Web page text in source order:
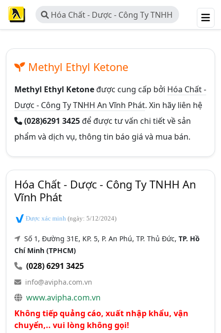
Hóa Chất - Dược - Công Ty TNHH
An Vĩnh Phát
Methyl Ethyl Ketone
Methyl Ethyl Ketoneđược cung cấp bởi Hóa Chất -
Dược - Công Ty TNHH An Vĩnh Phát. Xin hãy liên hệ
(028)6291 3425để được tư vấn chi tiết về sản
phẩm và dịch vụ, thông tin báo giá và mua bán.
Hóa Chất - Dược - Công Ty TNHH An
Vĩnh Phát
Được xác minh (ngày: 5/12/2024)
Số 1, Đường 31E, KP. 5, P. An Phú, TP. Thủ Đức, TP. Hồ
Chí Minh (TPHCM)
(028) 6291 3425
info@avipha.com.vn
www.avipha.com.vn
Không tiếp quảng cáo, xuất nhập khẩu, vận
chuyển,.. vui lòng không gọi!